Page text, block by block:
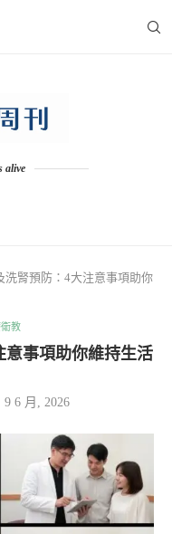
alive
洗腎預防：4大注意事項助你
教
事項助你維持生活
9 6 月, 2026